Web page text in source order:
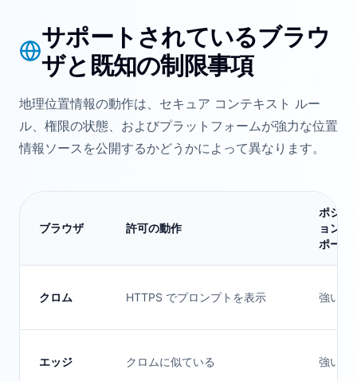
サポートされているブラウ
ザと既知の制限事項
地理位置情報の動作は、セキュア コンテキスト ルー
ル、権限の状態、およびプラットフォームが強力な位置
情報ソースを公開するかどうかによって異なります。
ブラウザ 許可の動作
ポジシ
ョンサ
ポート
クロム HTTPS でプロンプトを表示 強い
エッジ クロムに似ている 強い